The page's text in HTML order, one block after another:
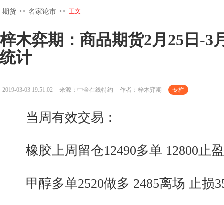
期货 >> 名家论市 >> 正文
梓木弈期：商品期货2月25日-3
统计
2019-03-03 19:51:02 来源：中金在线特约 作者：梓木弈期 专栏
当周有效交易：
橡胶上周留仓12490多单 12800止
甲醇多单2520做多 2485离场 止损